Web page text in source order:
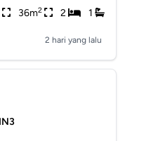
36m2 2 1
2 hari yang lalu